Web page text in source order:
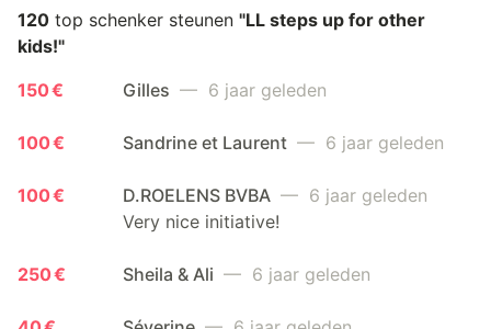
120 top schenker steunen "LL steps up for other
kids!"
150 €
Gilles — 6 jaar geleden
100 € Sandrine et Laurent — 6 jaar geleden
100 € D.ROELENS BVBA — 6 jaar geleden
Very nice initiative!
250 € Sheila & Ali — 6 jaar geleden